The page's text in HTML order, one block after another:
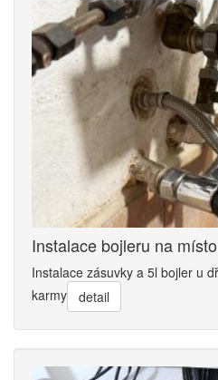
Instalace bojleru na
Instalace zásuvky a 5l bojler u
karmy
detail